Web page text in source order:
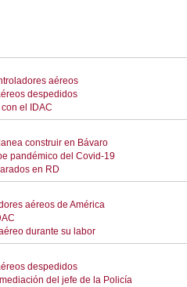
aéreos
despedidos
el IDAC
construir en Bávaro
pandémico del Covid-19
en RD
aéreos de América
durante su labor
despedidos
del jefe de la Policía